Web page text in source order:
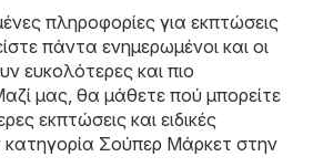
πληροφορίες για εκπτώσεις
πάντα ενημερωμένοι και οι
ευκολότερες και πιο
μας, θα μάθετε πού μπορείτε
εκπτώσεις και ειδικές
Σούπερ Μάρκετ στην